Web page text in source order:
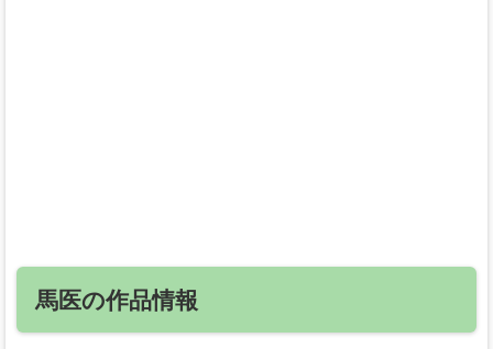
馬医の作品情報